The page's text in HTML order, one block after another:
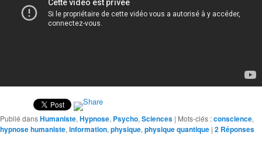
Publié dansHumaniste, Hypnose, Psycho, Sciences | Mots-clés :conscience,
hypnose humaniste, information, physique, physique quantique | 2 Réponses